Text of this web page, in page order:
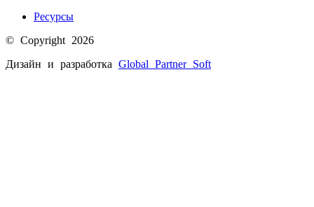
Ресурсы
© Copyright 2026
Дизайн и разработка Global Partner Soft